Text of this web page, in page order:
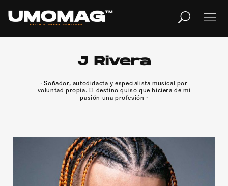
REVISTA TV
J Rivera
· Soñador, autodidacta y especialista musical por
voluntad propia. El destino quiso que hiciera de mi
pasión una profesión ·